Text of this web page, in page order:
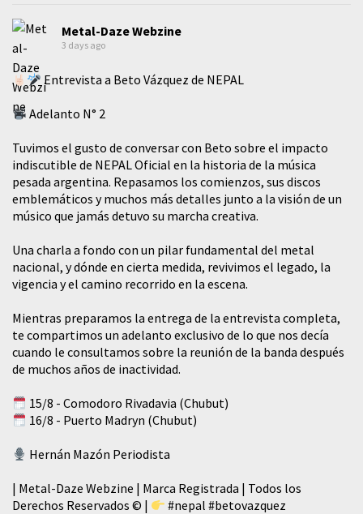
Metal-Daze Webzine
3 days ago
Entrevista a Beto Vázquez de NEPAL
Adelanto N° 2
Tuvimos el gusto de conversar con Beto sobre el impacto
indiscutible de NEPAL Oficial en la historia de la música
pesada argentina. Repasamos los comienzos, sus discos
emblemáticos y muchos más detalles junto a la visión de un
músico que jamás detuvo su marcha creativa.
​Una charla a fondo con un pilar fundamental del metal
nacional, y dónde en cierta medida, revivimos el legado, la
vigencia y el camino recorrido en la escena.
Mientras preparamos la entrega de la entrevista completa,
te compartimos un adelanto exclusivo de lo que nos decía
cuando le consultamos sobre la reunión de la banda después
de muchos años de inactividad.
15/8 - Comodoro Rivadavia (Chubut)
16/8 - Puerto Madryn (Chubut)
Hernán Mazón Periodista
| Metal-Daze Webzine | Marca Registrada | Todos los
Derechos Reservados © |
#nepal #betovazquez